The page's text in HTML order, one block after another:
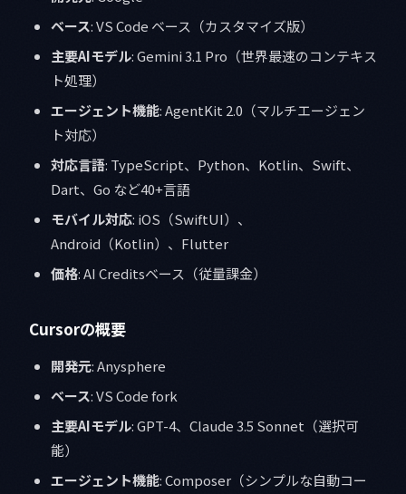
ベース: VS Code ベース（カスタマイズ版）
主要AIモデル: Gemini 3.1 Pro（世界最速のコンテキス
ト処理）
エージェント機能: AgentKit 2.0（マルチエージェン
ト対応）
対応言語: TypeScript、Python、Kotlin、Swift、
Dart、Go など40+言語
モバイル対応: iOS（SwiftUI）、
Android（Kotlin）、Flutter
価格: AI Creditsベース（従量課金）
Cursorの概要
開発元: Anysphere
ベース: VS Code fork
主要AIモデル: GPT-4、Claude 3.5 Sonnet（選択可
能）
エージェント機能: Composer（シンプルな自動コー